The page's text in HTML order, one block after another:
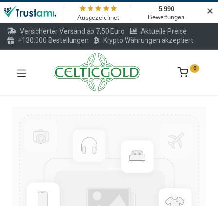
Versicherter Versand ab 7,50 Euro
Aktuelle Preise
+130.000 Bestellungen
Krypto Währungen akzeptiert
0
✕